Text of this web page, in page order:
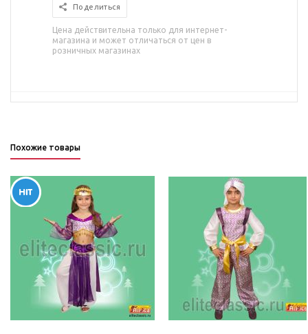
Поделиться
Цена действительна только для интернет-
магазина и может отличаться от цен в
розничных магазинах
Похожие товары